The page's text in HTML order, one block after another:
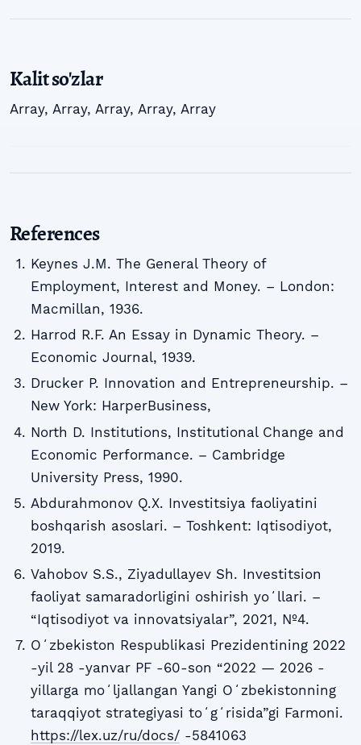
Kalit so'zlar
Array, Array, Array, Array, Array
References
Keynes J.M. The General Theory of
Employment, Interest and Money. – London:
Macmillan, 1936.
Harrod R.F. An Essay in Dynamic Theory. –
Economic Journal, 1939.
Drucker P. Innovation and Entrepreneurship. –
New York: HarperBusiness,
North D. Institutions, Institutional Change and
Economic Performance. – Cambridge
University Press, 1990.
Abdurahmonov Q.X. Investitsiya faoliyatini
boshqarish asoslari. – Toshkent: Iqtisodiyot,
2019.
Vahobov S.S., Ziyadullayev Sh. Investitsion
faoliyat samaradorligini oshirish yoʻllari. –
“Iqtisodiyot va innovatsiyalar”, 2021, №4.
Oʻzbekiston Respublikasi Prezidentining 2022
-yil 28 -yanvar PF -60-son “2022 — 2026 -
yillarga moʻljallangan Yangi Oʻzbekistonning
taraqqiyot strategiyasi toʻgʻrisida”gi Farmoni.
https://lex.uz/ru/docs/-5841063